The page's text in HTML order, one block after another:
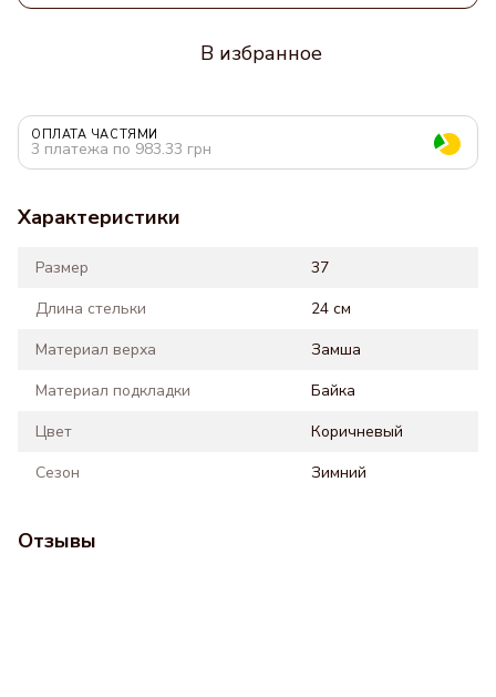
В избранное
ОПЛАТА ЧАСТЯМИ
3 платежа по 983.33 грн
Характеристики
Размер
37
Длина стельки
24 см
Материал верха
Замша
Материал подкладки
Байка
Цвет
Коричневый
Сезон
Зимний
Отзывы